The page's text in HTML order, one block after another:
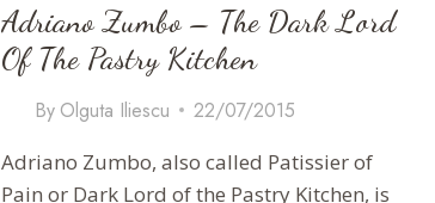
Adriano Zumbo – The Dark Lord
Of The Pastry Kitchen
By Olguta Iliescu
22/07/2015
Adriano Zumbo, also called Patissier of
Pain or Dark Lord of the Pastry Kitchen, is